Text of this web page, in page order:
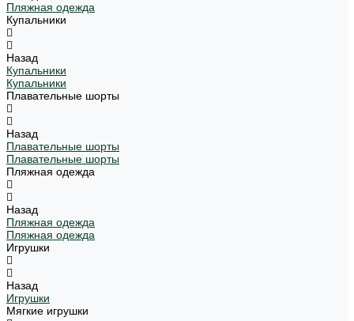
Пляжная одежда
Купальники
Назад
Купальники
Купальники
Плавательные шорты
Назад
Плавательные шорты
Плавательные шорты
Пляжная одежда
Назад
Пляжная одежда
Пляжная одежда
Игрушки
Назад
Игрушки
Мягкие игрушки